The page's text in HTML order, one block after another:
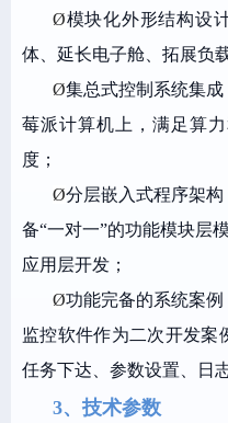
Ø模块化外形结构设
体、延长电子舱、拓展负
Ø集总式控制系统集
莓派计算机上，满足算
度；
Ø分层嵌入式程序架
备“一对一”的功能模块层
应用层开发；
Ø功能完备的系统案
监控软件作为二次开发案
任务下达、参数设置、日
3、技术参数